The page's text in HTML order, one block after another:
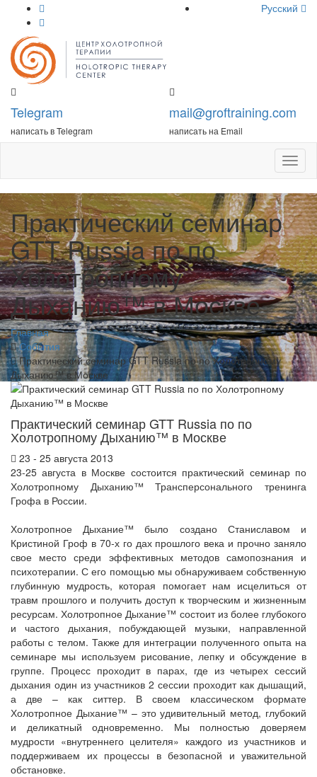
Русский
Telegram
написать в Telegram
mail@groftraining.com
написать на Email
меню
Практический семинар
GTT Russia по по
Холотропному
Дыханию™ в Москве
Главная
События
Практический семинар GTT Russia по по Холотропному
Дыханию™ в Москве
Практический семинар GTT Russia по по
Холотропному Дыханию™ в Москве
23 - 25 августа 2013
23-25 августа в Москве состоится практический семинар по
Холотропному Дыханию™ Трансперсонального тренинга
Грофа в России.
Холотропное Дыхание™ было создано Станиславом и
Кристиной Гроф в 70-х го дах прошлого века и прочно заняло
свое место среди эффективных методов самопознания и
психотерапии. С его помощью мы обнаруживаем собственную
глубинную мудрость, которая помогает нам исцелиться от
травм прошлого и получить доступ к творческим и жизненным
ресурсам. Холотропное Дыхание™ состоит из более глубокого
и частого дыхания, побуждающей музыки, направленной
работы с телом. Также для интеграции полученного опыта на
семинаре мы используем рисование, лепку и обсуждение в
группе. Процесс проходит в парах, где из четырех сессий
дыхания один из участников 2 сессии проходит как дышащий,
а две – как ситтер. В своем классическом формате
Холотропное Дыхание™ – это удивительный метод, глубокий
и деликатный одновременно. Мы полностью доверяем
мудрости «внутреннего целителя» каждого из участников и
поддерживаем их процессы в безопасной и уважительной
обстановке.